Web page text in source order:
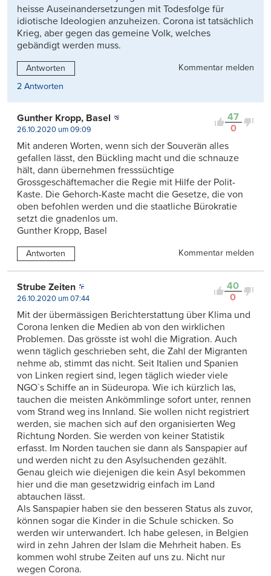
heisse Auseinandersetzungen mit Todesfolge für
idiotische Ideologien anzuheizen. Corona ist tatsächlich
Krieg, aber gegen das gemeine Volk, welches
gebändigt werden muss.
Antworten
Kommentar melden
2 Antworten
47
0
Gunther Kropp, Basel
26.10.2020 um 09:09
Mit anderen Worten, wenn sich der Souverän alles
gefallen lässt, den Bückling macht und die schnauze
hält, dann übernehmen fresssüchtige
Grossgeschäftemacher die Regie mit Hilfe der Polit-
Kaste. Die Gehorch-Kaste macht die Gesetze, die von
oben befohlen werden und die staatliche Bürokratie
setzt die gnadenlos um.
Gunther Kropp, Basel
Antworten Kommentar melden
40
0
Strube Zeiten
26.10.2020 um 07:44
Mit der übermässigen Berichterstattung über Klima und
Corona lenken die Medien ab von den wirklichen
Problemen. Das grösste ist wohl die Migration. Auch
wenn täglich geschrieben seht, die Zahl der Migranten
nehme ab, stimmt das nicht. Seit Italien und Spanien
von Linken regiert sind, legen täglich wieder viele
NGO`s Schiffe an in Südeuropa. Wie ich kürzlich las,
tauchen die meisten Ankömmlinge sofort unter, rennen
vom Strand weg ins Innland. Sie wollen nicht registriert
werden, sie machen sich auf den organisierten Weg
Richtung Norden. Sie werden von keiner Statistik
erfasst. Im Norden tauchen sie dann als Sanspapier auf
und werden nicht zu den Asylsuchenden gezählt.
Genau gleich wie diejenigen die kein Asyl bekommen
hier und die man gesetzwidrig einfach im Land
abtauchen lässt.
Als Sanspapier haben sie den besseren Status als zuvor,
können sogar die Kinder in die Schule schicken. So
werden wir unterwandert. Ich habe gelesen, in Belgien
wird in zehn Jahren der Islam die Mehrheit haben. Es
kommen wohl strube Zeiten auf uns zu. Nicht nur
wegen Corona.